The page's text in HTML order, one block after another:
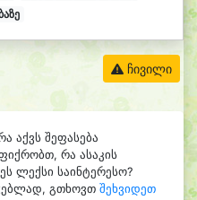
ჩივილი
აქვს შეფასება
რა ასაკის
ლექსი საინტერესო?
გთხოვთ შეხვიდეთ